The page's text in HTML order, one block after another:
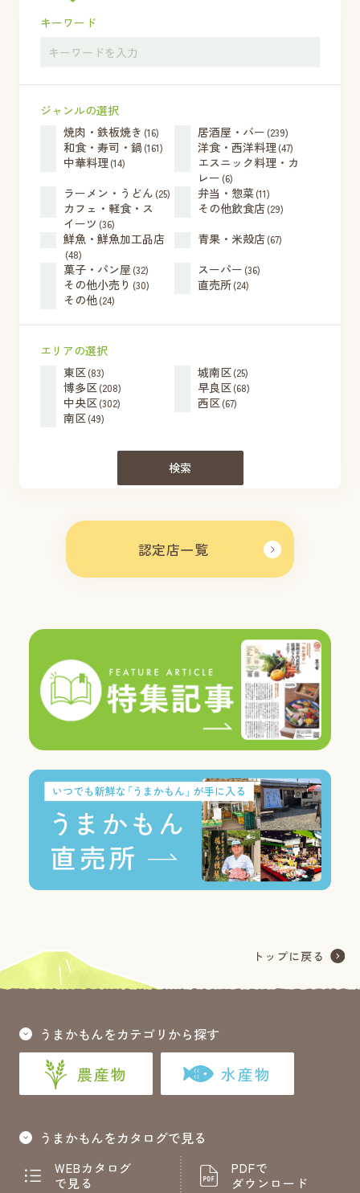
認定店一覧
キーワード
ジャンルの選択
焼肉・鉄板焼き (16) 居酒屋・バー (239)
和食・寿司・鍋 (161) 洋食・西洋料理 (47)
中華料理 (14)
エスニック料理・カ
レー (6)
ラーメン・うどん (25) 弁当・惣菜(11)
カフェ・軽食・ス
イーツ (36)
その他飲食店(29)
鮮魚・鮮魚加工品店
(48)
青果・米殻店(67)
菓子・パン屋 (32) スーパー (36)
その他小売り (30) 直売所(24)
その他(24)
エリアの選択
東区(83) 城南区(25)
博多区(208) 早良区(68)
中央区(302) 西区(67)
南区(49)
検索
うまかもんをカテゴリから探す
農産物 水産物
うまかもんをカタログで見る
WEBカタログ
で見る
PDFで
ダウンロード